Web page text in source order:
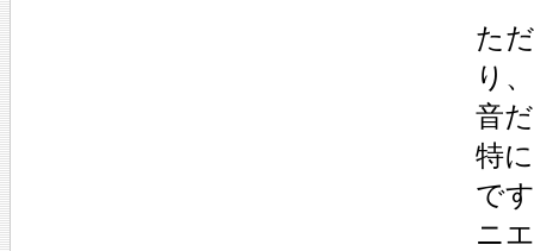
た
り
音
特
で
ニ